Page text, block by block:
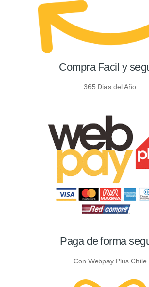
Compra Facil y
365 Dias del Año
Paga de forma
Con Webpay Plus Chile